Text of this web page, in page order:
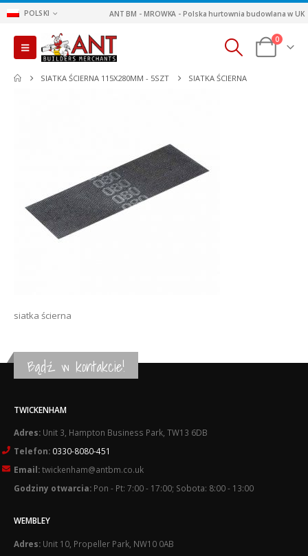
POLSKI ANT BM - MROWKA - Polska hurtownia budowlana w UK
0
SIATKA ŚCIERNA 115X280MM - 5SZT SIATKA ŚCIERNA
siatka ścierna
Bądź w kontakcie!
TWICKENHAM
Adres: Unit 3, Hampton Business Park, TW13 6DB
Telefon: 0330-8080-451
Email:twickenham@antbm.co.uk
Godziny otwarcia: Pon - Pt: 7:00 - 17:00; Sobota: 8:00 - 13:00
WEMBLEY
Adres: Unit 10, Propeller Park, NW10 0AB